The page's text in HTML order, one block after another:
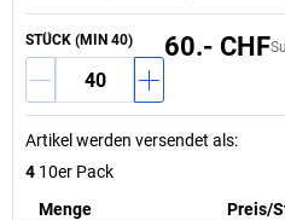
STÜCK (MIN 40) 60.- CHF
Artikel werden versendet als:
4 10er Pack
Menge
Preis/